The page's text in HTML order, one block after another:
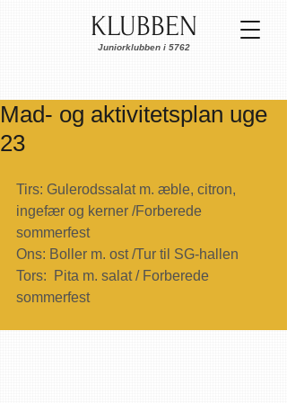
KLUBBEN
Juniorklubben i 5762
Mad- og aktivitetsplan uge
23
Tirs: Gulerodssalat m. æble, citron,
ingefær og kerner /Forberede
sommerfest
Ons: Boller m. ost /Tur til SG-hallen
Tors:  Pita m. salat / Forberede
sommerfest